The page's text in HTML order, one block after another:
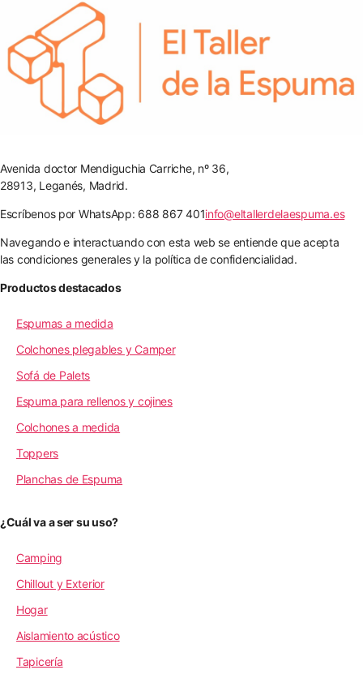
Avenida doctor Mendiguchia Carriche, nº 36,
28913, Leganés, Madrid.
Escríbenos por WhatsApp: 688 867 401info@eltallerdelaespuma.es
Navegando e interactuando con esta web se entiende que acepta
las condiciones generales y la política de confidencialidad.
Productos destacados
Espumas a medida
Colchones plegables y Camper
Sofá de Palets
Espuma para rellenos y cojines
Colchones a medida
Toppers
Planchas de Espuma
¿Cuál va a ser su uso?
Camping
Chillout y Exterior
Hogar
Aislamiento acústico
Tapicería